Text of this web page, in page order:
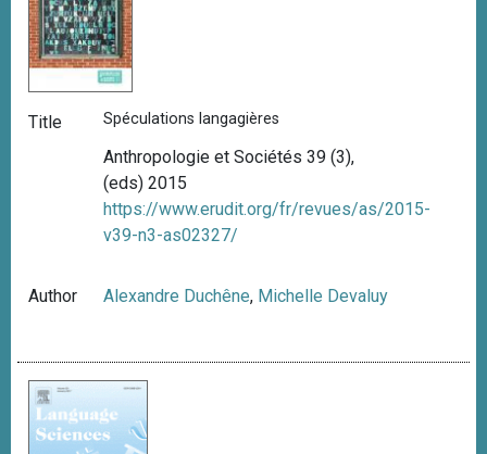
Title Spéculations langagières
Anthropologie et Sociétés 39 (3),
(eds) 2015
https://www.erudit.org/fr/revues/as/2015-
v39-n3-as02327/
Author Alexandre Duchêne, Michelle Devaluy